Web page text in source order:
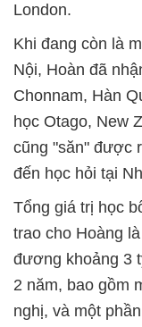
London.
Khi đang còn là
Nội, Hoàn đã
Chonnam, Hàn
học Otago, New
cũng "săn" được
đến học hỏi tại
Tổng giá trị học
trao cho Hoàng
đương khoảng 3
2 năm, bao gồm
nghị, và một